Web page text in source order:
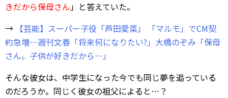
きだから保母さん」と答えていた。
→ 【芸能】スーパー子役「芦田愛菜」 「マルモ」でCM契
約急増…週刊文春「将来何になりたい?」大橋のぞみ「保母
さん。子供が好きだから…」
そんな彼女は、中学生になった今でも同じ夢を追っている
のだろうか。同じく彼女の祖父によると…？